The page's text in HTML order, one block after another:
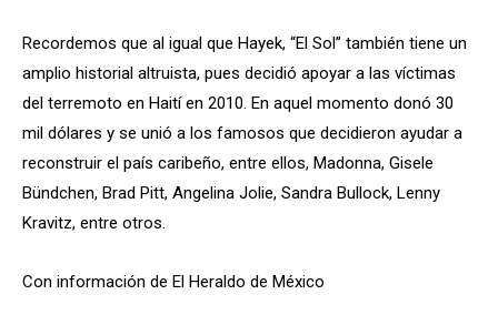
Recordemos que al igual que Hayek, “El Sol” también tiene un
amplio historial altruista, pues decidió apoyar a las víctimas
del terremoto en Haití en 2010. En aquel momento donó 30
mil dólares y se unió a los famosos que decidieron ayudar a
reconstruir el país caribeño, entre ellos, Madonna, Gisele
Bündchen, Brad Pitt, Angelina Jolie, Sandra Bullock, Lenny
Kravitz, entre otros.
Con información de El Heraldo de México